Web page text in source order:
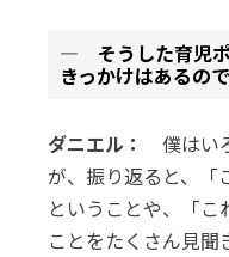
― そうした育児ポ
きっかけはあるの
ダニエル：僕はい
が、振り返ると、「
ということや、「こ
ことをたくさん見